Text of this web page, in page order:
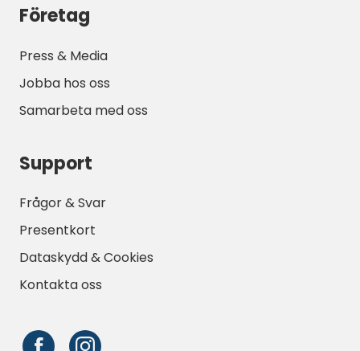
Företag
Press & Media
Jobba hos oss
Samarbeta med oss
Support
Frågor & Svar
Presentkort
Dataskydd & Cookies
Kontakta oss